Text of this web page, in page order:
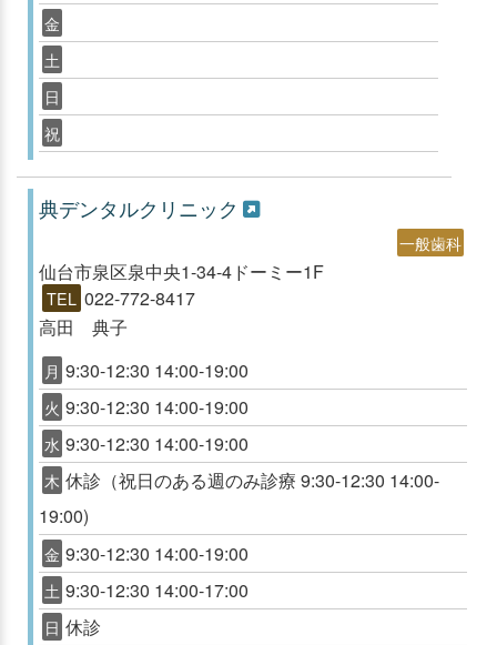
金
土
日
祝
典デンタルクリニック
一般歯科
仙台市泉区泉中央1-34-4ドーミー1F
TEL 022-772-8417
高田 典子
月 9:30-12:30 14:00-19:00
火 9:30-12:30 14:00-19:00
水 9:30-12:30 14:00-19:00
木 休診（祝日のある週のみ診療 9:30-12:30 14:00-
19:00)
金 9:30-12:30 14:00-19:00
土 9:30-12:30 14:00-17:00
日 休診